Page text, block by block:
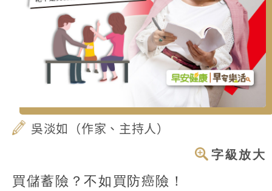
吳淡如（作家、主持人）
字級放大
買儲蓄險？不如買防癌險！